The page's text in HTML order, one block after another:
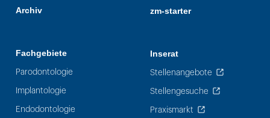
Archiv
Fachgebiete
Parodontologie
Implantologie
Endodontologie
zm-starter
Inserat
Stellenangebote
Stellengesuche
Praxismarkt